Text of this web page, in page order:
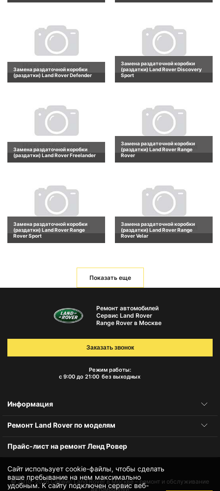
Замена раздаточной коробки
(раздатки) Land Rover Defender
Замена раздаточной коробки
(раздатки) Land Rover Discovery
Sport
Замена раздаточной коробки
(раздатки) Land Rover Freelander
Замена раздаточной коробки
(раздатки) Land Rover Range
Rover
Замена раздаточной коробки
(раздатки) Land Rover Range
Rover Sport
Замена раздаточной коробки
(раздатки) Land Rover Range
Rover Velar
Показать еще
Сайт использует cookie-файлы, чтобы сделать
ваше пребывание на нем максимально
удобным. К cайту подключен сервис веб-
Ремонт автомобилей
Сервис Land Rover
Range Rover в Москве
Режим работы:
с 9:00 до 21:00 без выходных
Заказать звонок
Информация
Ремонт Land Rover по моделям
Прайс-лист на ремонт Ленд Ровер
© 2010-2026Сервис Land Rover в Москве – ремонт и обслуживание
автомобилей